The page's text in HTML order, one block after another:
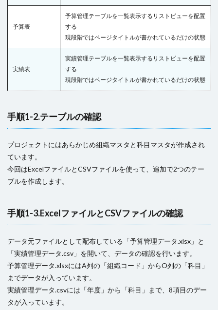
予算表
予算管理テーブルを一覧表示するリストビューを配置
する
現段階ではページタイトルが書かれているだけの状態
実績表
実績管理テーブルを一覧表示するリストビューを配置
する
現段階ではページタイトルが書かれているだけの状態
手順1-2.テーブルの確認
プロジェクトにはあらかじめ組織マスタと科目マスタが作成され
ています。
今回はExcelファイルとCSVファイルを使って、追加で2つのテー
ブルを作成します。
手順1-3.ExcelファイルとCSVファイルの確認
データ元ファイルとして配布している「予算管理データ.xlsx」と
「実績管理データ.csv」を開いて、データの確認を行います。
予算管理データ.xlsxにはA列の「組織コード」からO列の「科目」
までデータが入っています。
実績管理データ.csvには「年度」から「科目」まで、8項目のデー
タが入っています。